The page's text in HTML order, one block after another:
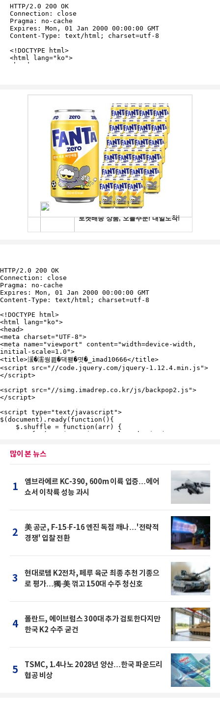
많이 본 뉴스
1
엠브라에르 KC-390, 600m 이륙 입증…에어
쇼서 이착륙 성능 과시
2
美 공군, F-15·F-16 엔진 독점 깨나…'전략적
경쟁' 입찰 전환
3
현대로템 K2전차, 페루 육군 최종 추천 기종으
로 평가…獨·美 꺾고 150대 수주 청신호
4
폴란드, 에이브럼스 300대 추가 검토한다지만
한국 K2 수주 굳건
5
TSMC, 1.4나노 2028년 양산…한국 파운드리
협공 비상